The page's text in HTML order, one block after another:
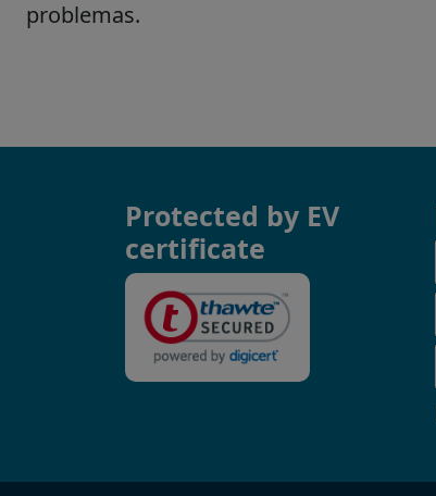
Protected by EV
certificate